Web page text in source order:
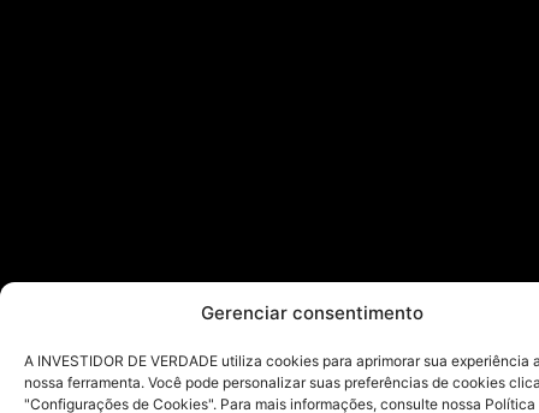
Gerenciar consentimento
A INVESTIDOR DE VERDADE utiliza cookies para aprimorar sua experiência
nossa ferramenta. Você pode personalizar suas preferências de cookies
"Configurações de Cookies". Para mais informações, consulte nossa Política